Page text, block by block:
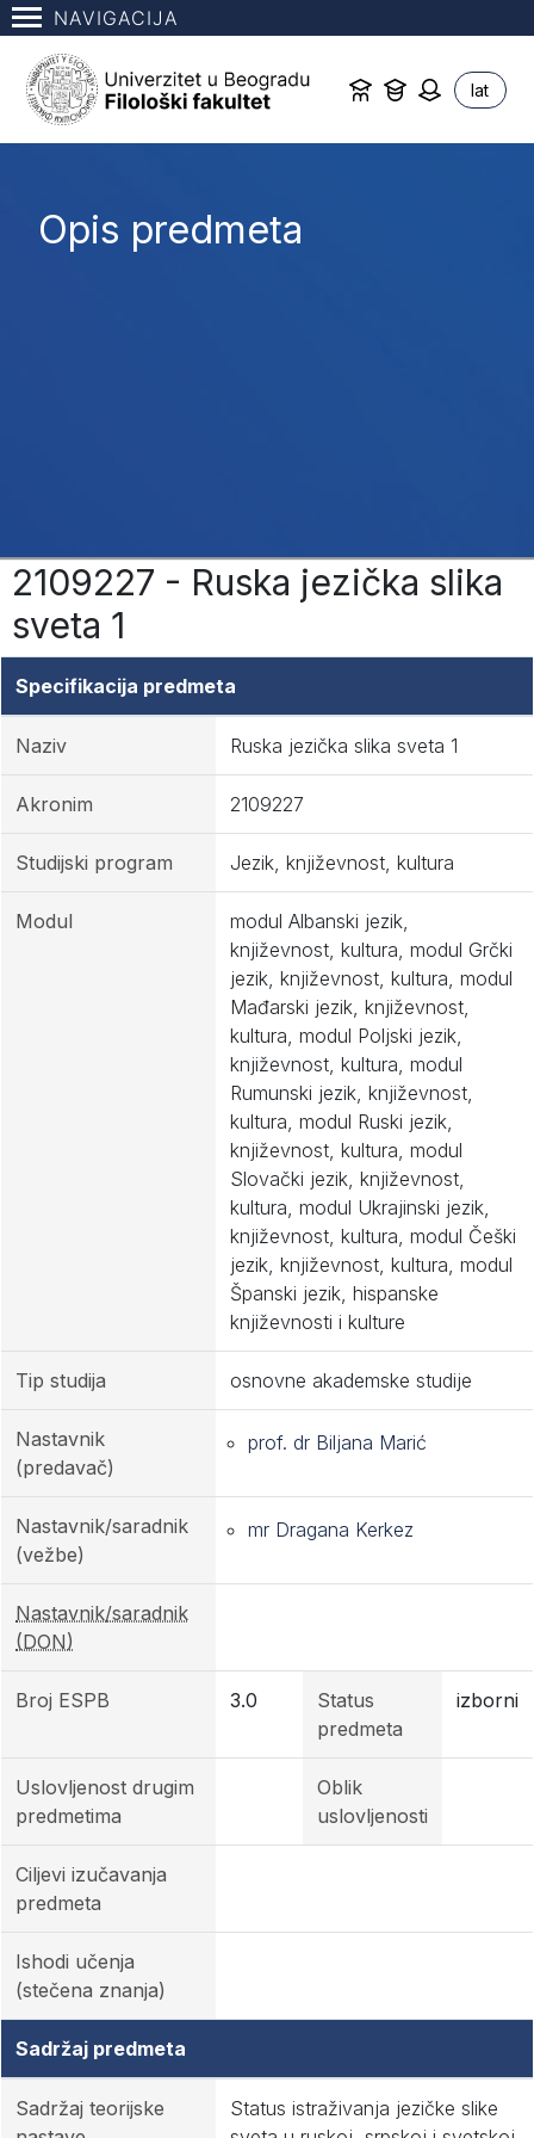
NAVIGACIJA
lat
Opis predmeta
2109227 - Ruska jezička slika
sveta 1
Specifikacija predmeta
Naziv Ruska jezička slika sveta 1
Akronim 2109227
Studijski program Jezik, književnost, kultura
Modul
modul Albanski jezik,
književnost, kultura, modul Grčki
jezik, književnost, kultura, modul
Mađarski jezik, književnost,
kultura, modul Poljski jezik,
književnost, kultura, modul
Rumunski jezik, književnost,
kultura, modul Ruski jezik,
književnost, kultura, modul
Slovački jezik, književnost,
kultura, modul Ukrajinski jezik,
književnost, kultura, modul Češki
jezik, književnost, kultura, modul
Španski jezik, hispanske
književnosti i kulture
Tip studija osnovne akademske studije
Nastavnik
(predavač)
prof. dr Biljana Marić
Nastavnik/saradnik
(vežbe)
mr Dragana Kerkez
Nastavnik/saradnik
(DON)
Broj ESPB 3.0
Status
predmeta
izborni
Uslovljenost drugim
predmetima
Oblik
uslovljenosti
Ciljevi izučavanja
predmeta
Ishodi učenja
(stečena znanja)
Sadržaj predmeta
Sadržaj teorijske
Status istraživanja jezičke slike